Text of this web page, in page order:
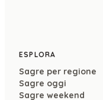
ESPLORA
Sagre per regione
Sagre oggi
Sagre weekend